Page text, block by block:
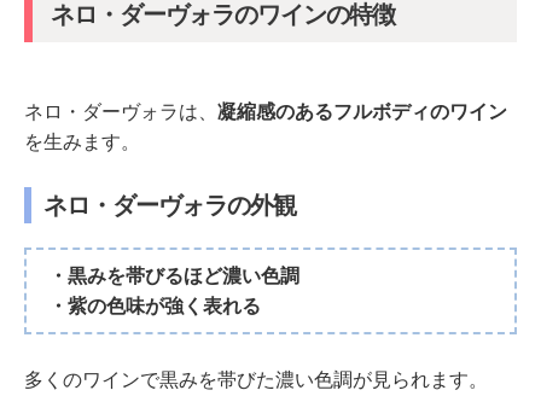
ネロ・ダーヴォラのワインの特徴
ネロ・ダーヴォラは、 凝縮感のあるフルボディのワイン
を生みます。
ネロ・ダーヴォラの外観
・黒みを帯びるほど濃い色調
・紫の色味が強く表れる
多くのワインで黒みを帯びた濃い色調が見られます。